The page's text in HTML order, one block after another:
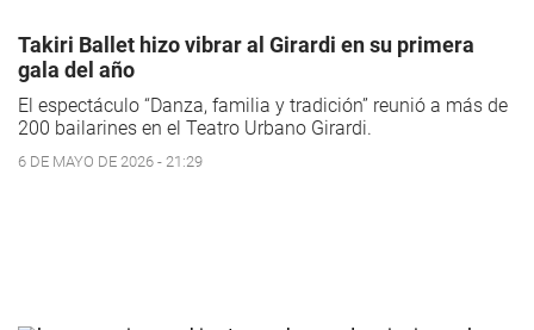
Takiri Ballet hizo vibrar al Girardi en su primera
gala del año
El espectáculo “Danza, familia y tradición” reunió a más de
200 bailarines en el Teatro Urbano Girardi.
6 DE MAYO DE 2026 - 21:29